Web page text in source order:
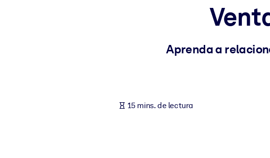
Enriquezca su biblioteca corporativa con conocimientos empresariales confiables
Alimente sus sistemas de IA con conocimientos fiables y estructurados para
Aprenda a
15 mins. de lectura